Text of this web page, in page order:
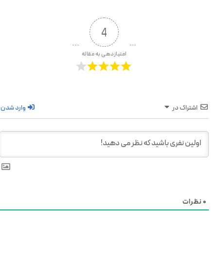
4
امتیازدهی به مقاله
اشتراک در وارد شدن
0نظرات